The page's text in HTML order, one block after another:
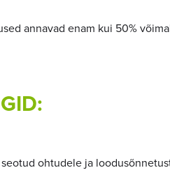
annavad enam kui 50%
ohtudele ja